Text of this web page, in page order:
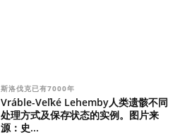
斯洛伐克已有7000年
Vráble-Veľké Lehemby人类遗骸不同
处理方式及保存状态的实例。图片来
源：史...